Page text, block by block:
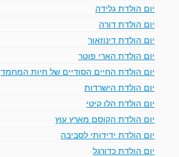
יום הולדת גלידה
יום הולדת דורה
יום הולדת דינוזאור
יום הולדת הארי פוטר
יום הולדת החיים הסודיים של חיות המחמד
יום הולדת הישרדות
יום הולדת הלו קיטי
יום הולדת הקוסם מארץ עוץ
יום הולדת ידידותי לסביבה
יום הולדת כדורגל